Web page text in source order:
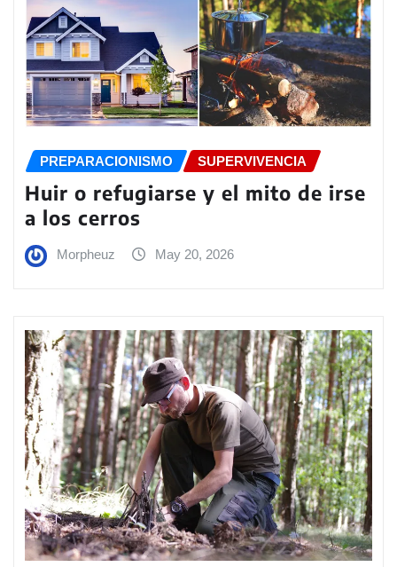
PREPARACIONISMO SUPERVIVENCIA
Huir o refugiarse y el mito de irse
a los cerros
Morpheuz May 20, 2026